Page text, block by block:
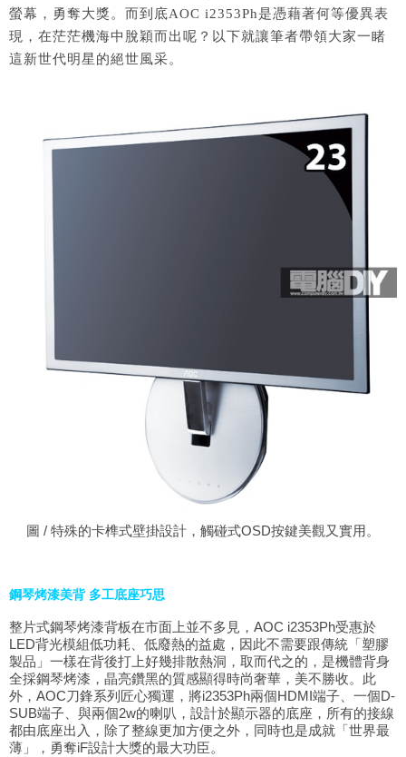
螢幕，勇奪大獎。而到底AOC i2353Ph是憑藉著何等優異表
現，在茫茫機海中脫穎而出呢？以下就讓筆者帶領大家一睹
這新世代明星的絕世風采。
圖 / 特殊的卡榫式壁掛設計，觸碰式OSD按鍵美觀又實用。
鋼琴烤漆美背 多工底座巧思
整片式鋼琴烤漆背板在市面上並不多見，AOC i2353Ph受惠於
LED背光模組低功耗、低廢熱的益處，因此不需要跟傳統「塑膠
製品」一樣在背後打上好幾排散熱洞，取而代之的，是機體背身
全採鋼琴烤漆，晶亮鑽黑的質感顯得時尚奢華，美不勝收。此
外，AOC刀鋒系列匠心獨運，將i2353Ph兩個HDMI端子、一個D-
SUB端子、與兩個2w的喇叭，設計於顯示器的底座，所有的接線
都由底座出入，除了整線更加方便之外，同時也是成就「世界最
薄」，勇奪iF設計大獎的最大功臣。